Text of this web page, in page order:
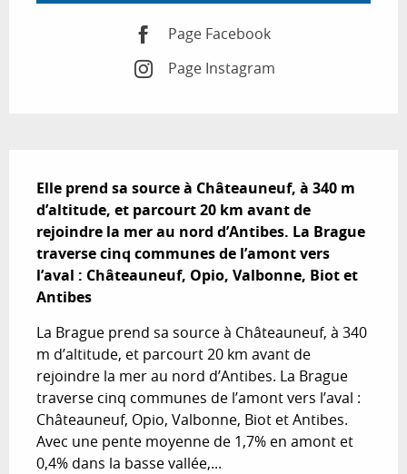
Page Facebook
Page Instagram
Elle prend sa source à Châteauneuf, à 340 m
d’altitude, et parcourt 20 km avant de
rejoindre la mer au nord d’Antibes. La Brague
traverse cinq communes de l’amont vers
l’aval : Châteauneuf, Opio, Valbonne, Biot et
Antibes
La Brague prend sa source à Châteauneuf, à 340
m d’altitude, et parcourt 20 km avant de
rejoindre la mer au nord d’Antibes. La Brague
traverse cinq communes de l’amont vers l’aval :
Châteauneuf, Opio, Valbonne, Biot et Antibes.
Avec une pente moyenne de 1,7% en amont et
0,4% dans la basse vallée,...